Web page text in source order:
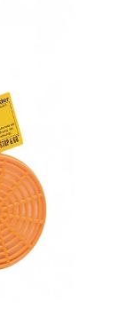
onder
maanden.
kan resulteren
leiden tot
helpt